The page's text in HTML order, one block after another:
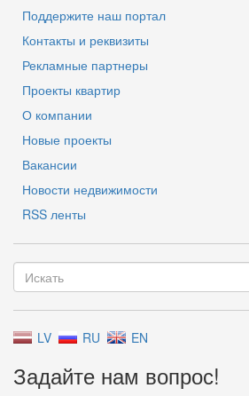
Поддержите наш портал
Контакты и реквизиты
Рекламные партнеры
Проекты квартир
О компании
Новые проекты
Вакансии
Новости недвижимости
RSS ленты
LV RU EN
Задайте нам вопрос!